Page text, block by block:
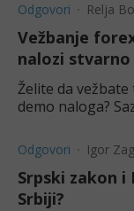
Odgovori Relja
Vežbanje
nalozi
Želite da
demo naloga?
Odgovori Igor
Srpski zakon i
Srbiji?